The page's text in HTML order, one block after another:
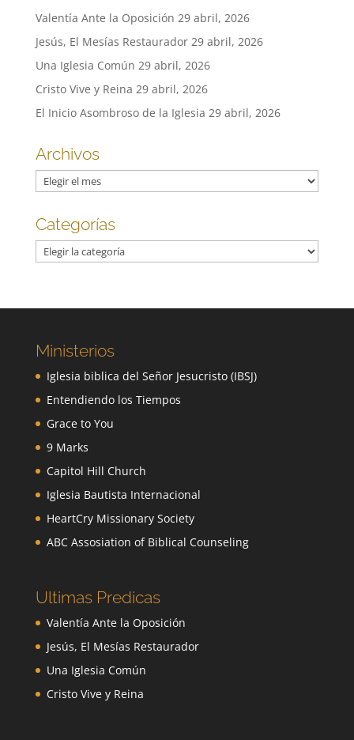
Valentía Ante la Oposición 29 abril, 2026
Jesús, El Mesías Restaurador 29 abril, 2026
Una Iglesia Común 29 abril, 2026
Cristo Vive y Reina 29 abril, 2026
El Inicio Asombroso de la Iglesia 29 abril, 2026
Archivos
Archivos
Categorías
Categorías
Ministerios
Iglesia biblica del Señor Jesucristo (IBSJ)
Entendiendo los Tiempos
Grace to You
9 Marks
Capitol Hill Church
Iglesia Bautista Internacional
HeartCry Missionary Society
ABC Assosiation of Biblical Counseling
Ultimas Predicas
Valentía Ante la Oposición
Jesús, El Mesías Restaurador
Una Iglesia Común
Cristo Vive y Reina